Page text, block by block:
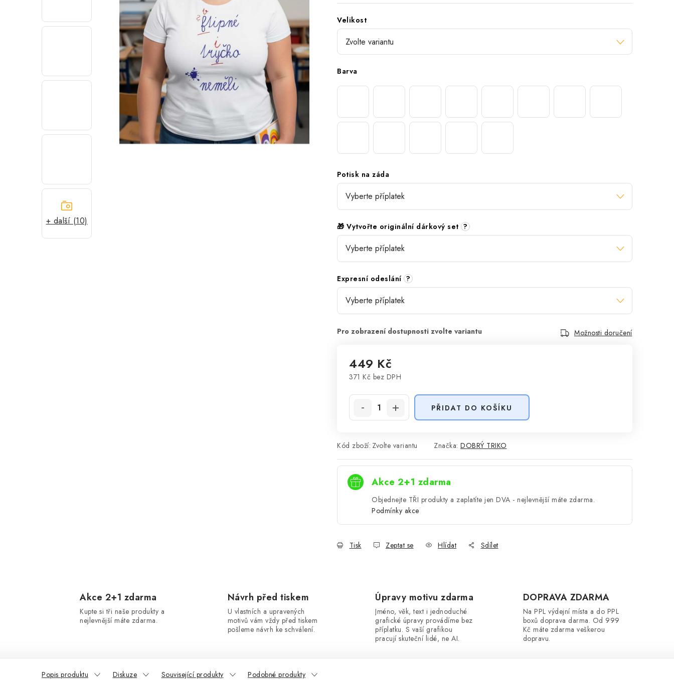
+ další (10)
Velikost
Barva
Potisk na záda
🎁 Vytvořte originální dárkový set ?
Expresní odeslání ?
Možnosti doručení
449 Kč
371 Kč bez DPH
PŘIDAT DO KOŠÍKU
Kód zboží: Zvolte variantu Značka: DOBRÝ TRIKO
Akce 2+1 zdarma
Objednejte TŘI produkty a zaplatíte jen DVA - nejlevnější máte zdarma.
Podmínky akce
Tisk Zeptat se Hlídat Sdílet
Akce 2+1 zdarma
Kupte si tři naše produkty a
nejlevnější máte zdarma.
Návrh před tiskem
U vlastních a upravených
motivů vám vždy před tiskem
pošleme návrh ke schválení.
Úpravy motivu zdarma
Jméno, věk, text i jednoduché
grafické úpravy provádíme bez
příplatku. S vaší grafikou
pracují skuteční lidé, ne AI.
DOPRAVA ZDARMA
Na PPL výdejní místa a do PPL
boxů doprava darma. Od 999
Kč máte zdarma veškerou
dopravu.
Popis produktu Diskuze Související produkty Podobné produkty